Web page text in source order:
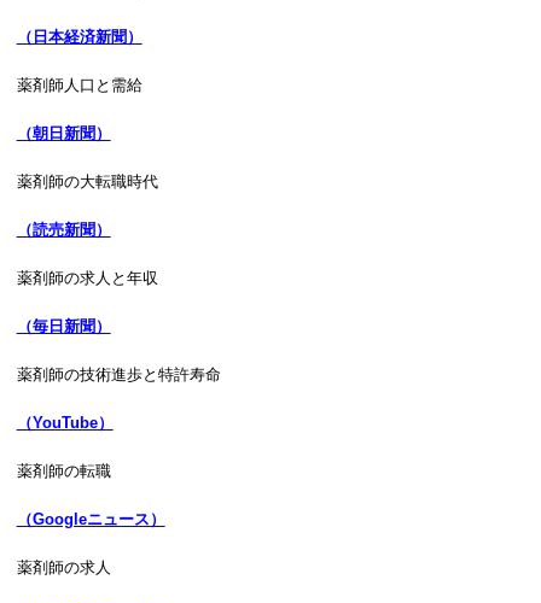
（日本経済新聞）
薬剤師人口と需給
（朝日新聞）
薬剤師の大転職時代
（読売新聞）
薬剤師の求人と年収
（毎日新聞）
薬剤師の技術進歩と特許寿命
（YouTube）
薬剤師の転職
（Googleニュース）
薬剤師の求人